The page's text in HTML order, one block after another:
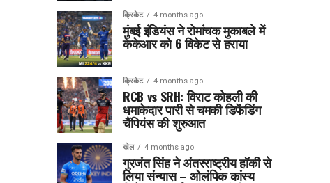
क्रिकेट 4 months ago
मुंबई इंडियंस ने रोमांचक मुकाबले में
केकेआर को 6 विकेट से हराया
क्रिकेट 4 months ago
RCB vs SRH: विराट कोहली की
धमाकेदार पारी से चमकी डिफेंडिंग
चैंपियंस की शुरुआत
खेल 4 months ago
गुरजंत सिंह ने अंतरराष्ट्रीय हॉकी से
लिया संन्यास – ओलंपिक कांस्य